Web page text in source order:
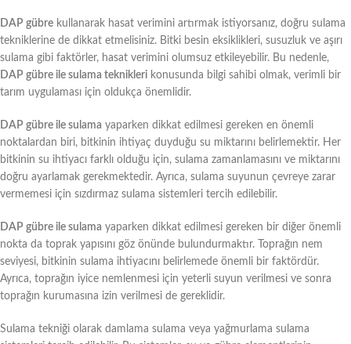
DAP gübre kullanarak hasat verimini artırmak istiyorsanız, doğru sulama
tekniklerine de dikkat etmelisiniz. Bitki besin eksiklikleri, susuzluk ve aşırı
sulama gibi faktörler, hasat verimini olumsuz etkileyebilir. Bu nedenle,
DAP gübre ile sulama teknikleri konusunda bilgi sahibi olmak, verimli bir
tarım uygulaması için oldukça önemlidir.
DAP gübre ile sulama yaparken dikkat edilmesi gereken en önemli
noktalardan biri, bitkinin ihtiyaç duyduğu su miktarını belirlemektir. Her
bitkinin su ihtiyacı farklı olduğu için, sulama zamanlamasını ve miktarını
doğru ayarlamak gerekmektedir. Ayrıca, sulama suyunun çevreye zarar
vermemesi için sızdırmaz sulama sistemleri tercih edilebilir.
DAP gübre ile sulama yaparken dikkat edilmesi gereken bir diğer önemli
nokta da toprak yapısını göz önünde bulundurmaktır. Toprağın nem
seviyesi, bitkinin sulama ihtiyacını belirlemede önemli bir faktördür.
Ayrıca, toprağın iyice nemlenmesi için yeterli suyun verilmesi ve sonra
toprağın kurumasına izin verilmesi de gereklidir.
Sulama tekniği olarak damlama sulama veya yağmurlama sulama